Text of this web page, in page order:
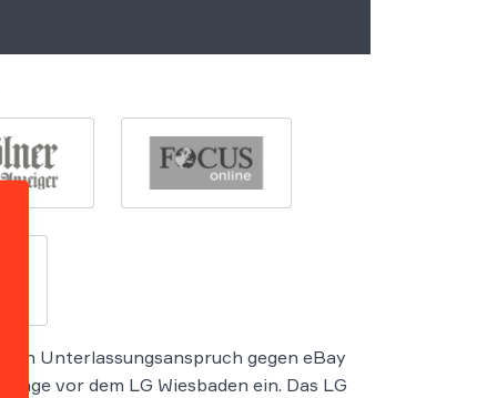
Unterlassungsanspruch gegen eBay
vor dem LG Wiesbaden ein. Das LG